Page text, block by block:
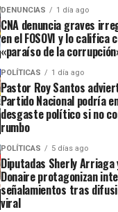
DENUNCIAS 1 día ago
CNA denuncia graves
en el FOSOVI y lo califica
«paraíso de la
POLÍTICAS 1 día ago
Pastor Roy Santos
Partido Nacional podría
desgaste político si no
rumbo
POLÍTICAS 5 días ago
Diputadas Sherly Arriaga
Donaire protagonizan
señalamientos tras
viral